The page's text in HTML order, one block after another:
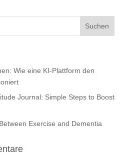
Wie eine KI-Plattform den
Journal: Simple Steps to Boost
Exercise and Dementia